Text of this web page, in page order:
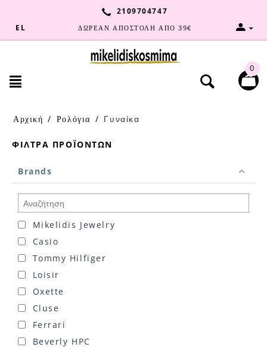
2109704747
ΔΩΡΕΑΝ ΑΠΟΣΤΟΛΗ ΑΠΟ 39€
EL
0
Αρχική / Ρολόγια / Γυναίκα
ΦΊΛΤΡΑ ΠΡΟΪΌΝΤΩΝ
Brands
Mikelidis Jewelry
Casio
Tommy Hilfiger
Loisir
Oxette
Cluse
Ferrari
Beverly HPC